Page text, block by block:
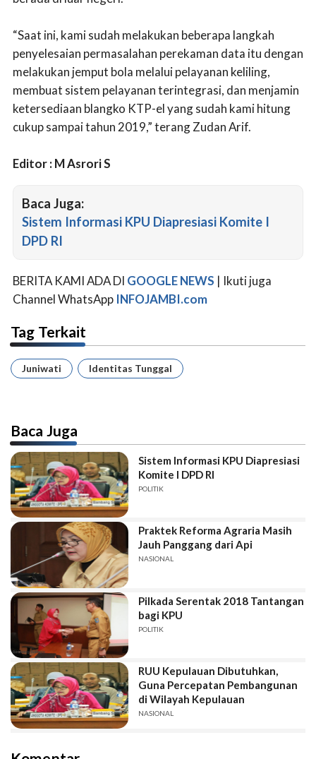
“Saat ini, kami sudah melakukan beberapa langkah
penyelesaian permasalahan perekaman data itu dengan
melakukan jemput bola melalui pelayanan keliling,
membuat sistem pelayanan terintegrasi, dan menjamin
ketersediaan blangko KTP-el yang sudah kami hitung
cukup sampai tahun 2019,” terang Zudan Arif.
Editor : M Asrori S
Baca Juga:
Sistem Informasi KPU Diapresiasi Komite I
DPD RI
BERITA KAMI ADA DI GOOGLE NEWS | Ikuti juga
Channel WhatsApp INFOJAMBI.com
Tag Terkait
Juniwati Identitas Tunggal
Baca Juga
Sistem Informasi KPU Diapresiasi
Komite I DPD RI
POLITIK
Praktek Reforma Agraria Masih
Jauh Panggang dari Api
NASIONAL
Pilkada Serentak 2018 Tantangan
bagi KPU
POLITIK
RUU Kepulauan Dibutuhkan,
Guna Percepatan Pembangunan
di Wilayah Kepulauan
NASIONAL